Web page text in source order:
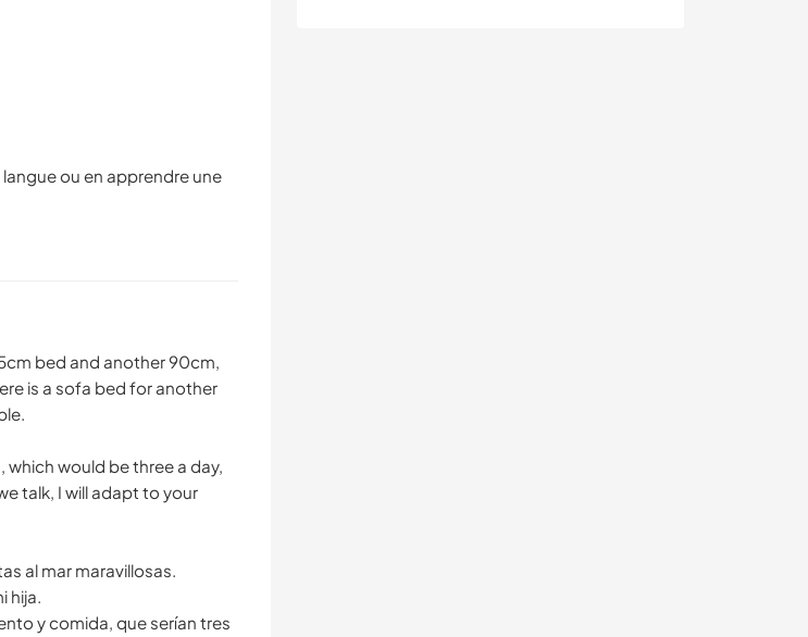
ou en apprendre une
bed and another 90cm,
is a sofa bed for another
which would be three a day,
talk, I will adapt to your
al mar maravillosas.
hija.
y comida, que serían tres